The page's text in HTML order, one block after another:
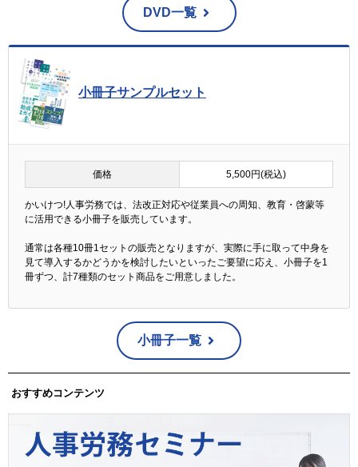
DVD一覧
小冊子サンプルセット
価格 5,500円(税込)
かいけつ!人事労務では、法改正対応や従業員への周知、教育・啓蒙等
に活用できる小冊子を販売しています。
通常は各種10冊1セットの販売となりますが、実際に手に取って中身を
見て導入するかどうかを検討したいといったご要望に応え、小冊子を1
冊ずつ、計7種類のセット商品をご用意しました。
小冊子一覧
おすすめコンテンツ